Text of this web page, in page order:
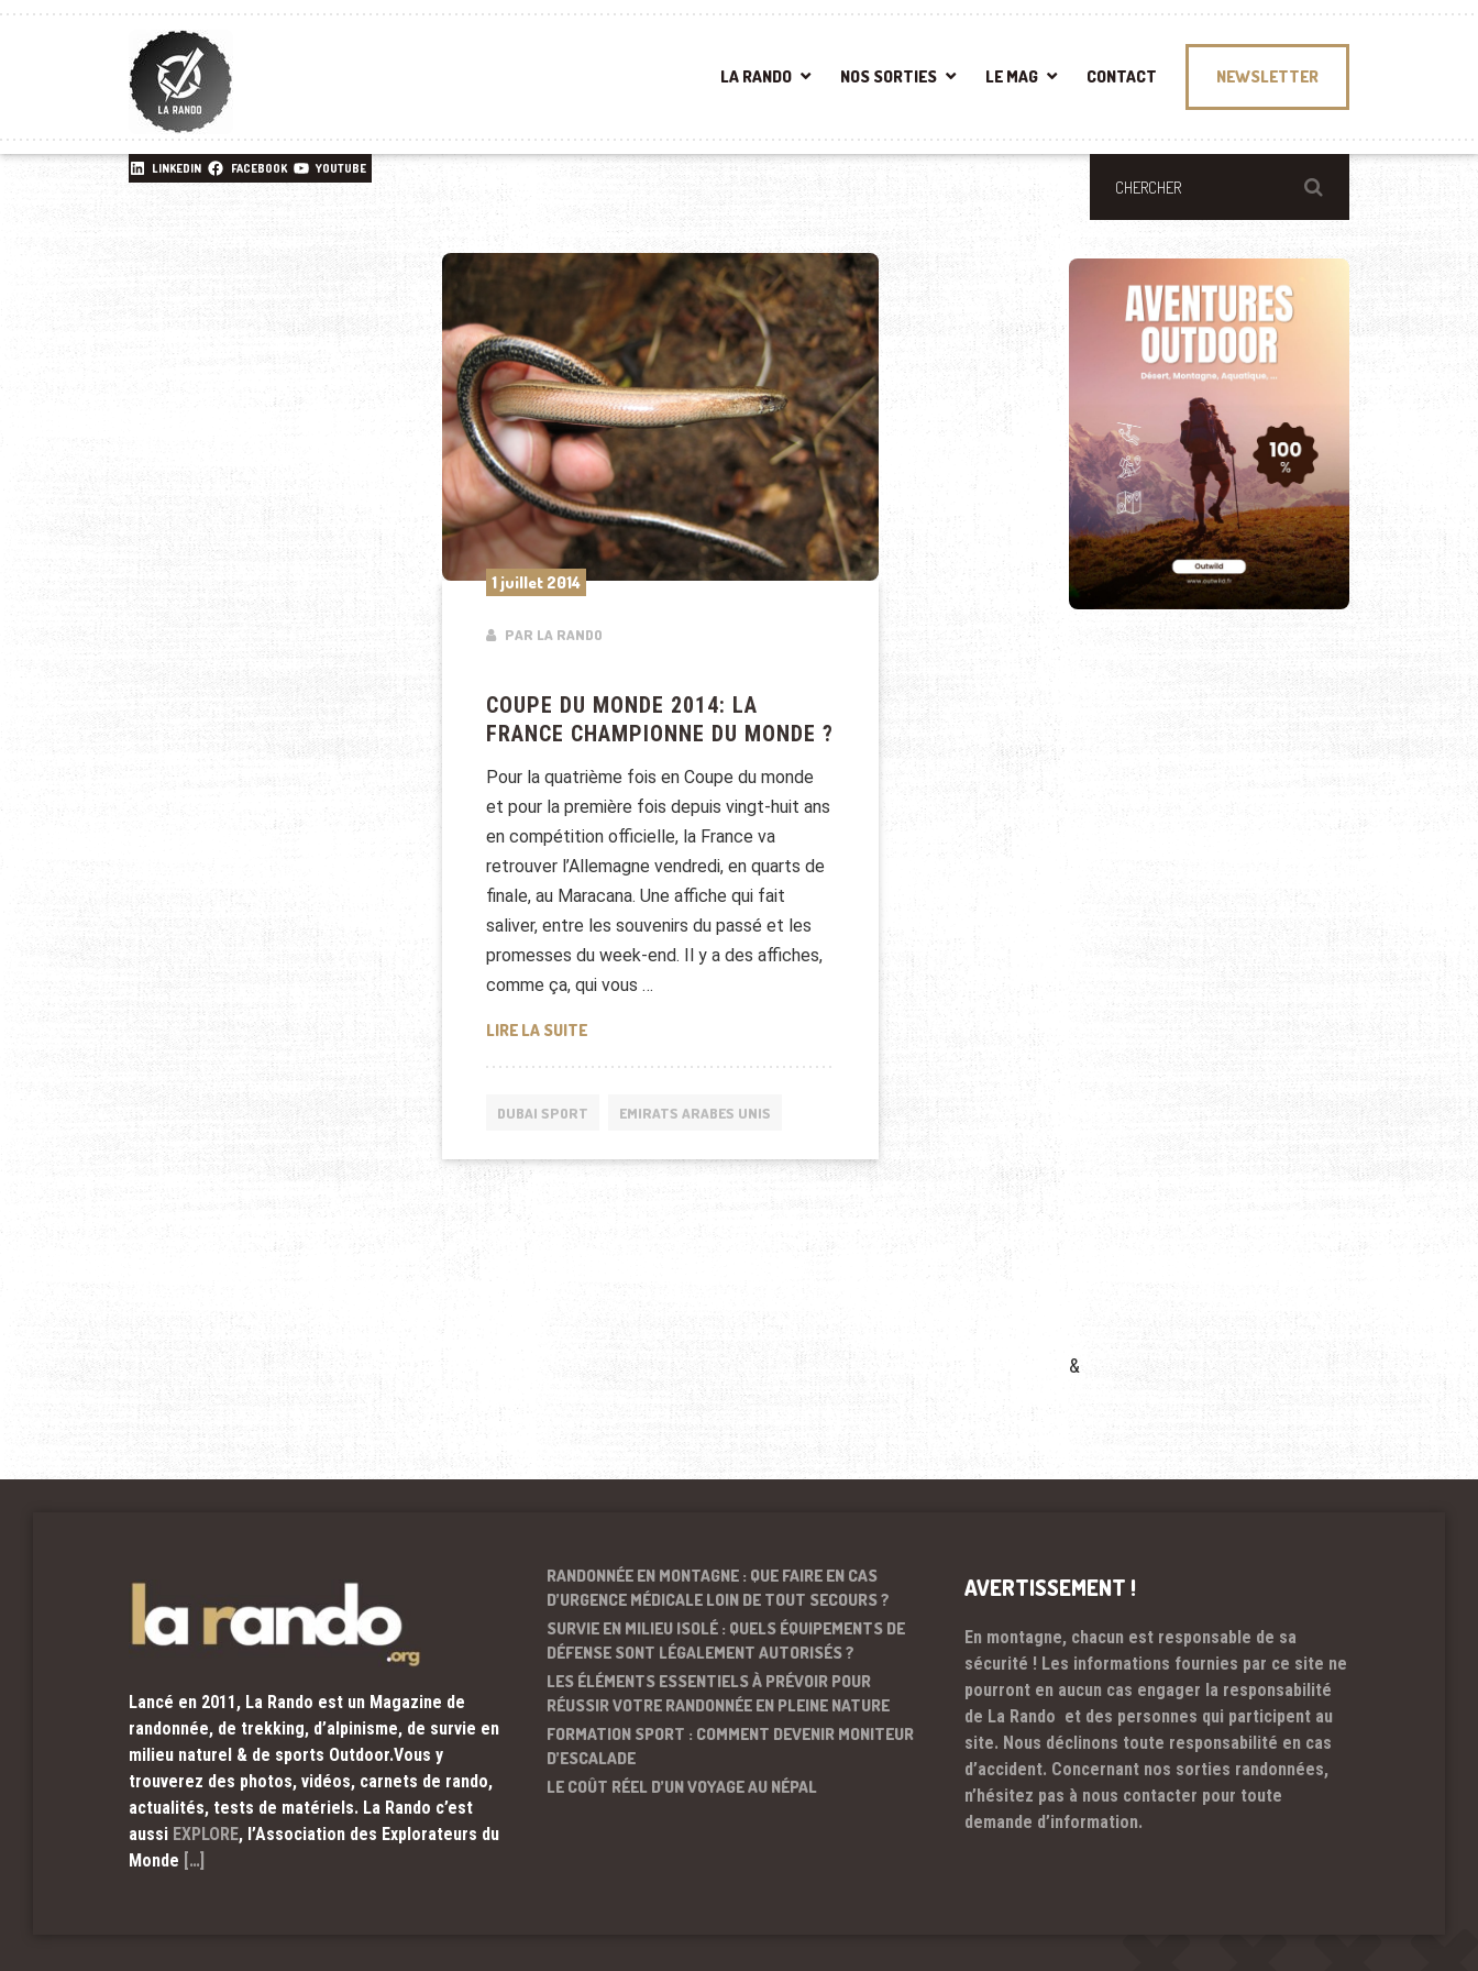
LA RANDO NOS SORTIES LE MAG CONTACT NEWSLETTER
LINKEDIN FACEBOOK YOUTUBE
1 juillet 2014
PAR LA RANDO
COUPE DU MONDE 2014: LA
FRANCE CHAMPIONNE DU MONDE ?
Pour la quatrième fois en Coupe du monde
et pour la première fois depuis vingt-huit ans
en compétition officielle, la France va
retrouver l’Allemagne vendredi, en quarts de
finale, au Maracana. Une affiche qui fait
saliver, entre les souvenirs du passé et les
promesses du week-end. Il y a des affiches,
comme ça, qui vous …
LIRE LA SUITECOUPE DU MONDE 2014: LA FRANCE CHAMPIONNE DU MONDE ?
DUBAI SPORT EMIRATS ARABES UNIS
&
Lancé en 2011, La Rando est un Magazine de
randonnée, de trekking, d’alpinisme, de survie en
milieu naturel & de sports Outdoor.Vous y
trouverez des photos, vidéos, carnets de rando,
actualités, tests de matériels. La Rando c’est
aussi EXPLORE, l’Association des Explorateurs du
Monde […]
RANDONNÉE EN MONTAGNE : QUE FAIRE EN CAS
D’URGENCE MÉDICALE LOIN DE TOUT SECOURS ?
SURVIE EN MILIEU ISOLÉ : QUELS ÉQUIPEMENTS DE
DÉFENSE SONT LÉGALEMENT AUTORISÉS ?
LES ÉLÉMENTS ESSENTIELS À PRÉVOIR POUR
RÉUSSIR VOTRE RANDONNÉE EN PLEINE NATURE
FORMATION SPORT : COMMENT DEVENIR MONITEUR
D’ESCALADE
LE COÛT RÉEL D’UN VOYAGE AU NÉPAL
AVERTISSEMENT !
En montagne, chacun est responsable de sa
sécurité ! Les informations fournies par ce site ne
pourront en aucun cas engager la responsabilité
de La Rando et des personnes qui participent au
site. Nous déclinons toute responsabilité en cas
d’accident. Concernant nos sorties randonnées,
n’hésitez pas à nous contacter pour toute
demande d’information.